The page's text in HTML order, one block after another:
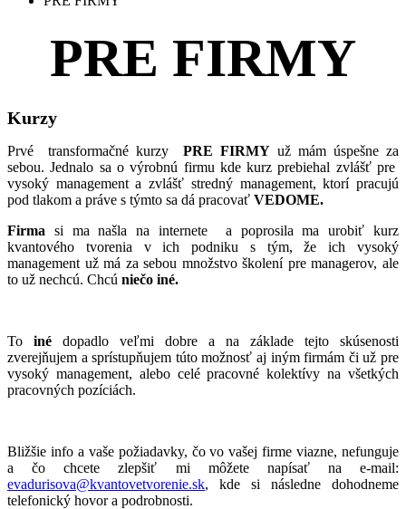
PRE FIRMY
Kurzy
Prvé transformačné kurzy PRE FIRMY už mám úspešne za
sebou. Jednalo sa o výrobnú firmu kde kurz prebiehal zvlášť pre
vysoký management a zvlášť stredný management, ktorí pracujú
pod tlakom a práve s týmto sa dá pracovať VEDOME.
Firma si ma našla na internete a poprosila ma urobiť kurz
kvantového tvorenia v ich podniku s tým, že ich vysoký
management už má za sebou množstvo školení pre managerov, ale
to už nechcú. Chcú niečo iné.
To iné dopadlo veľmi dobre a na základe tejto skúsenosti
zverejňujem a sprístupňujem túto možnosť aj iným firmám či už pre
vysoký management, alebo celé pracovné kolektívy na všetkých
pracovných pozíciách.
Bližšie info a vaše požiadavky, čo vo vašej firme viazne, nefunguje
a čo chcete zlepšiť mi môžete napísať na e-mail:
evadurisova@kvantovetvorenie.sk, kde si následne dohodneme
telefonický hovor a podrobnosti.